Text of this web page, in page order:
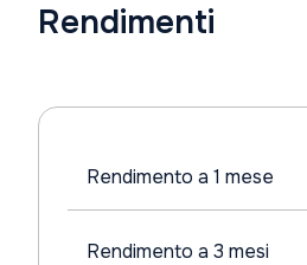
Rendimenti
Rendimento a 1 mese
Rendimento a 3 mesi